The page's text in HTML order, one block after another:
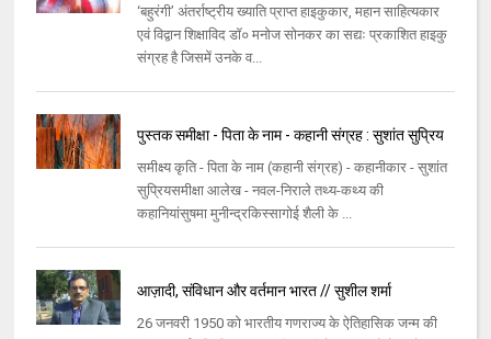
‘बहुरंगी’ अंतर्राष्ट्रीय ख्याति प्राप्त हाइकुकार, महान साहित्यकार
एवं विद्वान शिक्षाविद डॉ० मनोज सोनकर का सद्यः प्रकाशित हाइकु
संग्रह है जिसमें उनके व...
पुस्तक समीक्षा - पिता के नाम - कहानी संग्रह : सुशांत सुप्रिय
समीक्ष्य कृति - पिता के नाम (कहानी संग्रह) - कहानीकार - सुशांत
सुप्रियसमीक्षा आलेख - नवल-निराले तथ्य-कथ्य की
कहानियांसुषमा मुनीन्द्रकिस्सागोई शैली के ...
आज़ादी, संविधान और वर्तमान भारत // सुशील शर्मा
26 जनवरी 1950 को भारतीय गणराज्य के ऐतिहासिक जन्म की